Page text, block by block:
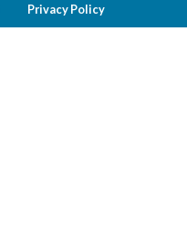
Privacy Policy